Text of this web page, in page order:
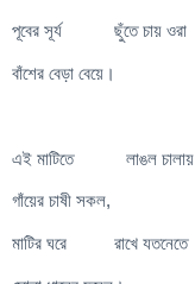
পূবের সূর্য ছুঁতে চায় ওরা
বাঁশের বেড়া বেয়ে।
এই মাটিতে লাঙল চালায়
গাঁয়ের চাষী সকল,
মাটির ঘরে রাখে যতনেতে